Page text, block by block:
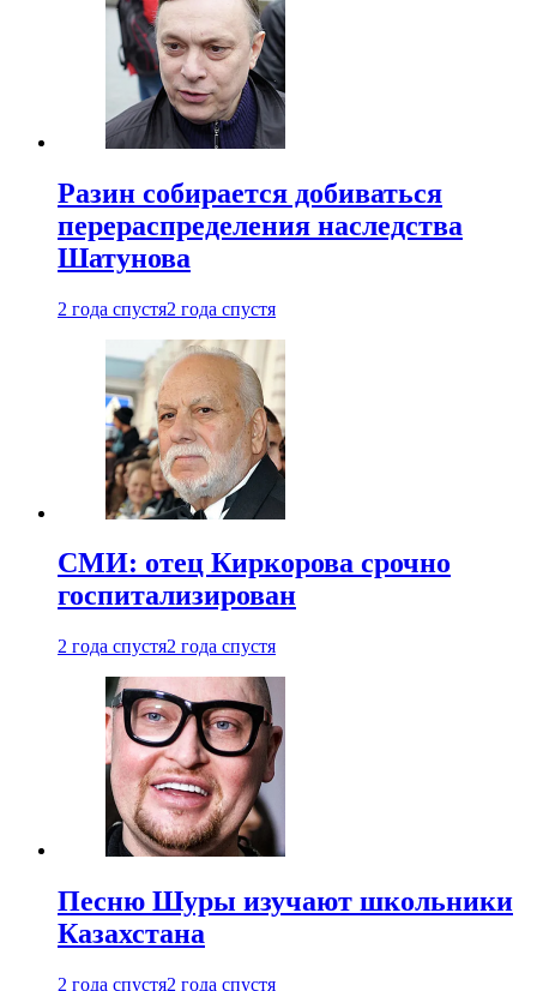
Разин собирается добиваться
перераспределения наследства
Шатунова
2 года спустя2 года спустя
СМИ: отец Киркорова срочно
госпитализирован
2 года спустя2 года спустя
Песню Шуры изучают школьники
Казахстана
2 года спустя2 года спустя